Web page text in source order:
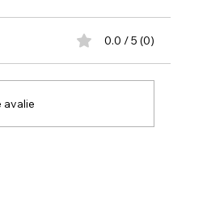
0.0 / 5 (0)
avalie